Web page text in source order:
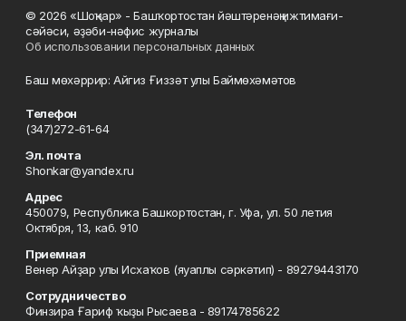
© 2026 «Шоңҡар» - Башҡортостан йәштәренәң ижтимағи-
сәйәси, әҙәби-нәфис журналы
Об использовании персональных данных
Баш мөхәррир: Айгиз Ғиззәт улы Баймөхәмәтов
Телефон
(347)272-61-64
Эл. почта
Shonkar@yandex.ru
Адрес
450079, Республика Башкортостан, г. Уфа, ул. 50 летия
Октября, 13, каб. 910
Приемная
Венер Айҙар улы Исхаҡов (яуаплы сәркәтип) - 89279443170
Сотрудничество
Финзира Ғариф ҡыҙы Рысаева - 89174785622